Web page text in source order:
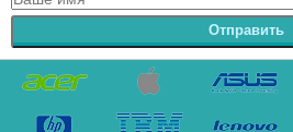
Отправить